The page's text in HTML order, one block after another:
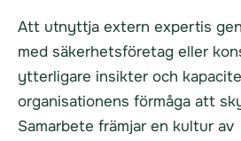
Att utnyttja extern expertis
med säkerhetsföretag eller
ytterligare insikter och
organisationens förmåga att
Samarbete främjar en kultur av